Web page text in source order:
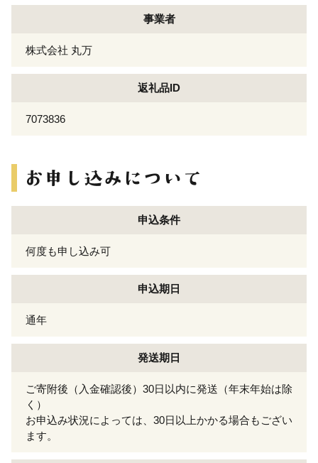
事業者
株式会社 丸万
返礼品ID
7073836
申込条件
何度も申し込み可
申込期日
通年
発送期日
ご寄附後（入金確認後）30日以内に発送（年末年始は除
く）
お申込み状況によっては、30日以上かかる場合もござい
ます。